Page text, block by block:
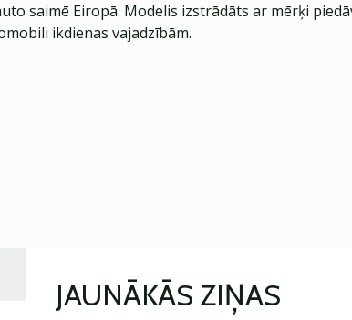
saimē Eiropā. Modelis izstrādāts ar mērķi
ikdienas vajadzībām.
JAUNĀKĀS ZIŅAS